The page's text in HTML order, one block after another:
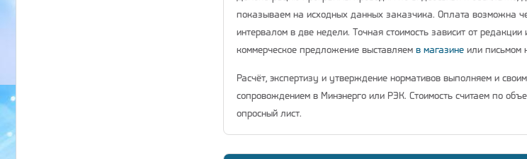
показываем на исходных данных заказчика. Оплата возможна
интервалом в две недели. Точная стоимость зависит от редакции
коммерческое предложение выставляем в магазине или письмом
Расчёт, экспертизу и утверждение нормативов выполняем и
сопровождением в Минэнерго или РЭК. Стоимость считаем по
опросный лист.